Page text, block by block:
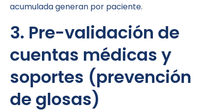
acumulada generan por paciente.
3. Pre-validación de
cuentas médicas y
soportes (prevención
de glosas)